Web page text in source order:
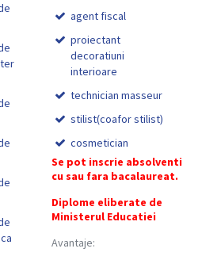
agent fiscal
proiectant
decoratiuni
interioare
technician masseur
stilist(coafor stilist)
cosmetician
Se pot inscrie absolventi
cu sau fara bacalaureat.
Diplome eliberate de
Ministerul Educatiei
Avantaje: